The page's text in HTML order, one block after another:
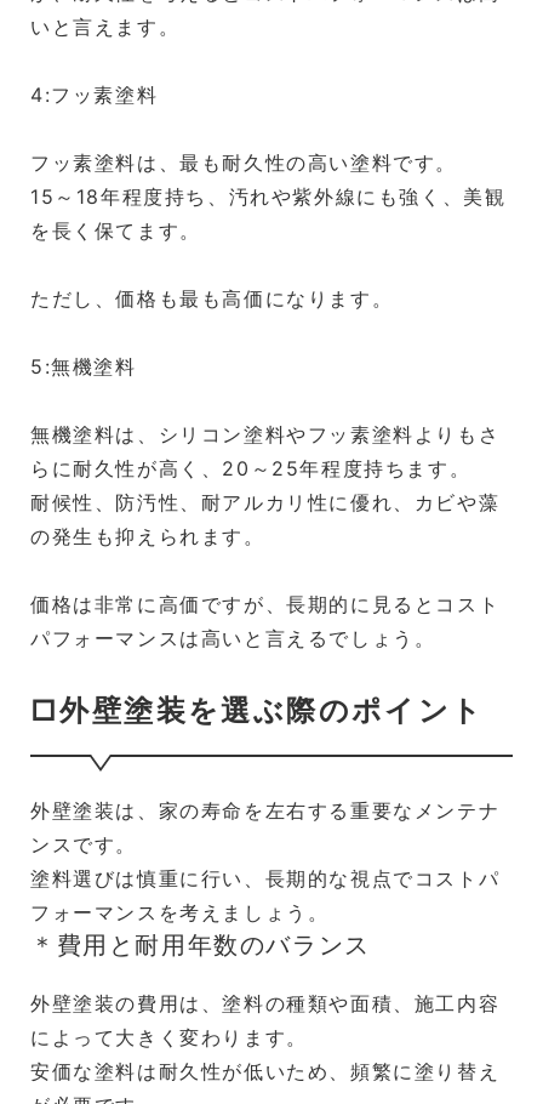
いと言えます。
4:フッ素塗料
フッ素塗料は、最も耐久性の高い塗料です。
15～18年程度持ち、汚れや紫外線にも強く、美観
を長く保てます。
ただし、価格も最も高価になります。
5:無機塗料
無機塗料は、シリコン塗料やフッ素塗料よりもさ
らに耐久性が高く、20～25年程度持ちます。
耐候性、防汚性、耐アルカリ性に優れ、カビや藻
の発生も抑えられます。
価格は非常に高価ですが、長期的に見るとコスト
パフォーマンスは高いと言えるでしょう。
□外壁塗装を選ぶ際のポイント
外壁塗装は、家の寿命を左右する重要なメンテナ
ンスです。
塗料選びは慎重に行い、長期的な視点でコストパ
フォーマンスを考えましょう。
＊費用と耐用年数のバランス
外壁塗装の費用は、塗料の種類や面積、施工内容
によって大きく変わります。
安価な塗料は耐久性が低いため、頻繁に塗り替え